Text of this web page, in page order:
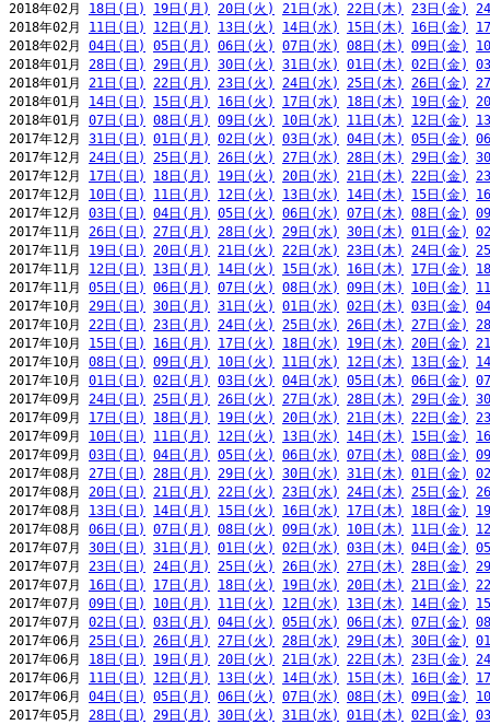
2018年02月 18日(日) 19日(月) 20日(火) 21日(水) 22日(木) 23日(金)
2018年02月 11日(日) 12日(月) 13日(火) 14日(水) 15日(木) 16日(金)
2018年02月 04日(日) 05日(月) 06日(火) 07日(水) 08日(木) 09日(金)
2018年01月 28日(日) 29日(月) 30日(火) 31日(水) 01日(木) 02日(金)
2018年01月 21日(日) 22日(月) 23日(火) 24日(水) 25日(木) 26日(金)
2018年01月 14日(日) 15日(月) 16日(火) 17日(水) 18日(木) 19日(金)
2018年01月 07日(日) 08日(月) 09日(火) 10日(水) 11日(木) 12日(金)
2017年12月 31日(日) 01日(月) 02日(火) 03日(水) 04日(木) 05日(金)
2017年12月 24日(日) 25日(月) 26日(火) 27日(水) 28日(木) 29日(金)
2017年12月 17日(日) 18日(月) 19日(火) 20日(水) 21日(木) 22日(金)
2017年12月 10日(日) 11日(月) 12日(火) 13日(水) 14日(木) 15日(金)
2017年12月 03日(日) 04日(月) 05日(火) 06日(水) 07日(木) 08日(金)
2017年11月 26日(日) 27日(月) 28日(火) 29日(水) 30日(木) 01日(金)
2017年11月 19日(日) 20日(月) 21日(火) 22日(水) 23日(木) 24日(金)
2017年11月 12日(日) 13日(月) 14日(火) 15日(水) 16日(木) 17日(金)
2017年11月 05日(日) 06日(月) 07日(火) 08日(水) 09日(木) 10日(金)
2017年10月 29日(日) 30日(月) 31日(火) 01日(水) 02日(木) 03日(金)
2017年10月 22日(日) 23日(月) 24日(火) 25日(水) 26日(木) 27日(金)
2017年10月 15日(日) 16日(月) 17日(火) 18日(水) 19日(木) 20日(金)
2017年10月 08日(日) 09日(月) 10日(火) 11日(水) 12日(木) 13日(金)
2017年10月 01日(日) 02日(月) 03日(火) 04日(水) 05日(木) 06日(金)
2017年09月 24日(日) 25日(月) 26日(火) 27日(水) 28日(木) 29日(金)
2017年09月 17日(日) 18日(月) 19日(火) 20日(水) 21日(木) 22日(金)
2017年09月 10日(日) 11日(月) 12日(火) 13日(水) 14日(木) 15日(金)
2017年09月 03日(日) 04日(月) 05日(火) 06日(水) 07日(木) 08日(金)
2017年08月 27日(日) 28日(月) 29日(火) 30日(水) 31日(木) 01日(金)
2017年08月 20日(日) 21日(月) 22日(火) 23日(水) 24日(木) 25日(金)
2017年08月 13日(日) 14日(月) 15日(火) 16日(水) 17日(木) 18日(金)
2017年08月 06日(日) 07日(月) 08日(火) 09日(水) 10日(木) 11日(金)
2017年07月 30日(日) 31日(月) 01日(火) 02日(水) 03日(木) 04日(金)
2017年07月 23日(日) 24日(月) 25日(火) 26日(水) 27日(木) 28日(金)
2017年07月 16日(日) 17日(月) 18日(火) 19日(水) 20日(木) 21日(金)
2017年07月 09日(日) 10日(月) 11日(火) 12日(水) 13日(木) 14日(金)
2017年07月 02日(日) 03日(月) 04日(火) 05日(水) 06日(木) 07日(金)
2017年06月 25日(日) 26日(月) 27日(火) 28日(水) 29日(木) 30日(金)
2017年06月 18日(日) 19日(月) 20日(火) 21日(水) 22日(木) 23日(金)
2017年06月 11日(日) 12日(月) 13日(火) 14日(水) 15日(木) 16日(金)
2017年06月 04日(日) 05日(月) 06日(火) 07日(水) 08日(木) 09日(金)
2017年05月 28日(日) 29日(月) 30日(火) 31日(水) 01日(木) 02日(金)